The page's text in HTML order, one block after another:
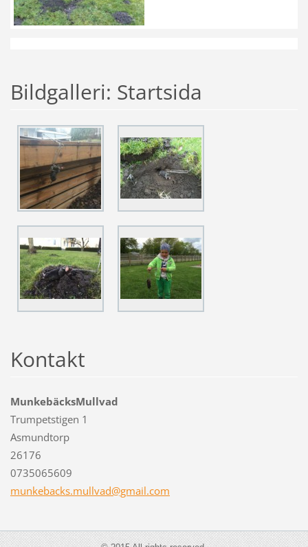
Bildgalleri: Startsida
Kontakt
MunkebäcksMullvad
Trumpetstigen 1
Asmundtorp
26176
0735065609
munkebacks.mullvad@gmail.com